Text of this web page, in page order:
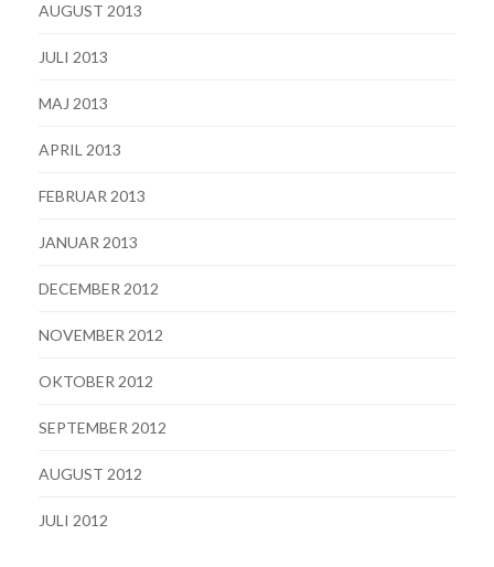
AUGUST 2013
JULI 2013
MAJ 2013
APRIL 2013
FEBRUAR 2013
JANUAR 2013
DECEMBER 2012
NOVEMBER 2012
OKTOBER 2012
SEPTEMBER 2012
AUGUST 2012
JULI 2012